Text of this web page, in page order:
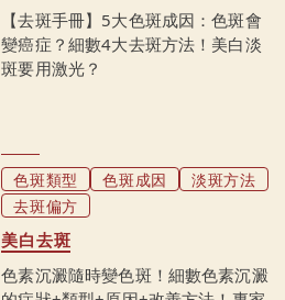
【去斑手冊】5大色斑成因：色斑會
變癌症？細數4大去斑方法！美白淡
斑要用激光？
色斑類型 色斑成因
淡斑方法
去斑偏方
美白去斑
色素沉澱隨時變色斑！細數色素沉澱